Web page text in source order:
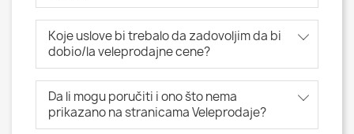
Koje uslove bi trebalo da zadovoljim da bi
dobio/la veleprodajne cene?
Da li mogu poručiti i ono što nema
prikazano na stranicama Veleprodaje?